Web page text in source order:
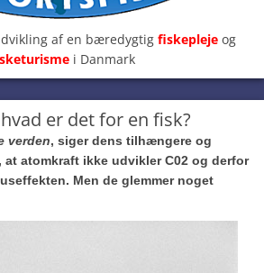
af en bæredygtig fiskepleje og
i Danmark
er det for en fisk?
verden, siger dens tilhængere og
at atomkraft ikke udvikler C02 og derfor
Men de glemmer noget